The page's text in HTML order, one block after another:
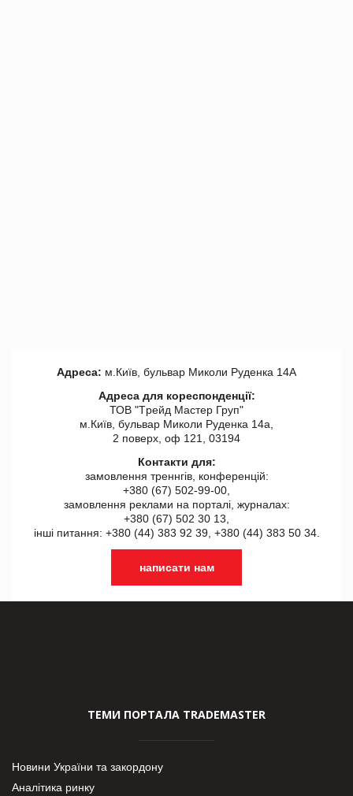
Адреса: м.Київ, бульвар Миколи Руденка 14А
Адреса для кореспонденції:
ТОВ "Tрейд Мастер Груп"
м.Київ, бульвар Миколи Руденка 14а,
2 поверх, оф 121, 03194
Контакти для:
замовлення треннгів, конференцій:
+380 (67) 502-99-00,
замовлення реклами на порталі, журналах:
+380 (67) 502 30 13,
інші питання: +380 (44) 383 92 39, +380 (44) 383 50 34.
написати нам
ТЕМИ ПОРТАЛА TRADEMASTER
Новини України та закордону
Аналітика ринку